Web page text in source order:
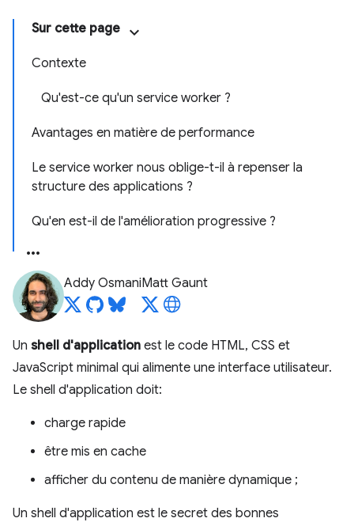
Sur cette page
Contexte
Qu'est-ce qu'un service worker ?
Avantages en matière de performance
Le service worker nous oblige-t-il à repenser la
structure des applications ?
Qu'en est-il de l'amélioration progressive ?
Addy OsmaniMatt Gaunt
Un shell d'application est le code HTML, CSS et
JavaScript minimal qui alimente une interface utilisateur.
Le shell d'application doit:
charge rapide
être mis en cache
afficher du contenu de manière dynamique ;
Un shell d'application est le secret des bonnes